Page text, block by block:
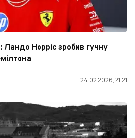
Ландо Норріс зробив гучну
24.02.2026, 21:21